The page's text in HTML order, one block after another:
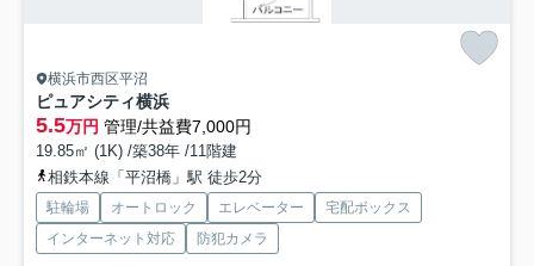
横浜市西区平沼
ピュアシティ横浜
5.5万円 管理/共益費7,000円
19.85㎡ (1K) /築38年 /11階建
相鉄本線「平沼橋」駅 徒歩2分
駐輪場 オートロック エレベーター
宅配ボックス
インターネット対応
防犯カメラ